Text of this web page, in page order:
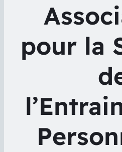
pour la